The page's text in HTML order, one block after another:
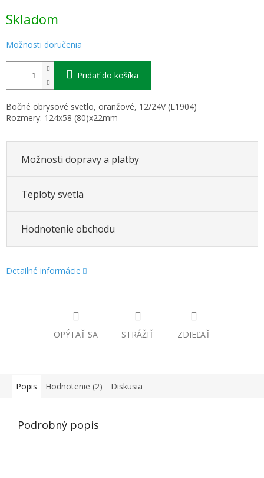
cena:
Skladom
Možnosti doručenia
Pridať do košíka
Bočné obrysové svetlo, oranžové, 12/24V (L1904)
Rozmery: 124x58 (80)x22mm
Možnosti dopravy a platby
Teploty svetla
Hodnotenie obchodu
Detailné informácie
OPÝTAŤ SA STRÁŽIŤ ZDIEĽAŤ
Popis Hodnotenie (2) Diskusia
Podrobný popis